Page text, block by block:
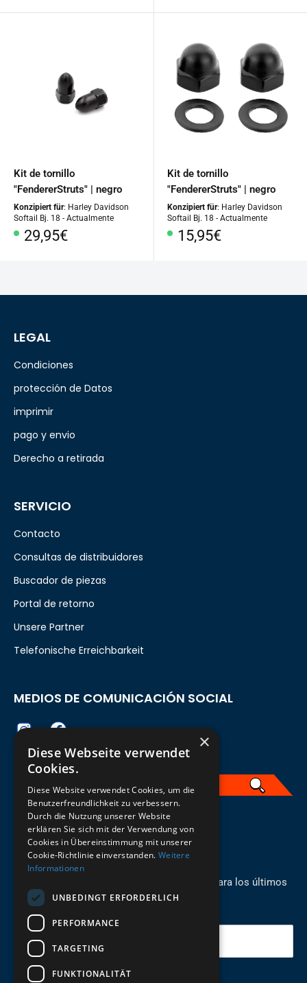
Kit de tornillo
"FendererStruts" | negro
Konzipiert für: Harley Davidson
Softail Bj. 18 - Actualmente
Precio
29,95€
Kit de tornillo
"FendererStruts" | negro
Konzipiert für: Harley Davidson
Softail Bj. 18 - Actualmente
Precio
15,95€
REGÍSTRESE PARA EL BOLETÍN
¡Manténgase al día con los recién llegados para los últimos
modelos!
Tu correo electrónico
LEGAL
Condiciones
protección de Datos
imprimir
pago y envio
Derecho a retirada
SERVICIO
Contacto
Consultas de distribuidores
Buscador de piezas
Portal de retorno
Unsere Partner
Telefonische Erreichbarkeit
MEDIOS DE COMUNICACIÓN SOCIAL
Spanisch
×
Diese Webseite verwendet
Cookies.
Diese Website verwendet Cookies, um die
Benutzerfreundlichkeit zu verbessern.
Durch die Nutzung unserer Website
erklären Sie sich mit der Verwendung von
Cookies in Übereinstimmung mit unserer
Cookie-Richtlinie einverstanden. Weitere
Informationen
UNBEDINGT ERFORDERLICH
PERFORMANCE
TARGETING
FUNKTIONALITÄT